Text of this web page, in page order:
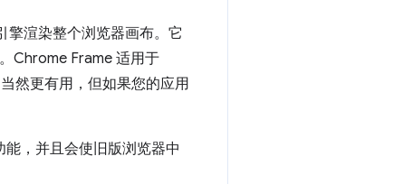
渲染整个浏览器画布。它
Chrome Frame 适用于
然更有用，但如果您的应用
，并且会使旧版浏览器中